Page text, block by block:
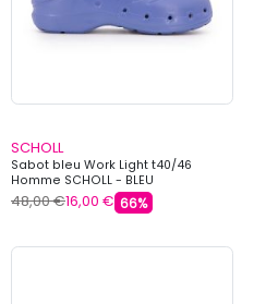
SCHOLL
Sabot bleu Work Light t40/46
Homme SCHOLL - BLEU
48,00 €16,00 € 66%